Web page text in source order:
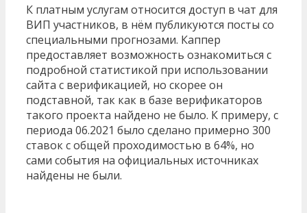
К платным услугам относится доступ в чат для
ВИП участников, в нём публикуются посты со
специальными прогнозами. Каппер
предоставляет возможность ознакомиться с
подробной статистикой при использовании
сайта с верификацией, но скорее он
подставной, так как в базе верификаторов
такого проекта найдено не было. К примеру, с
периода 06.2021 было сделано примерно 300
ставок с общей проходимостью в 64%, но
сами события на официальных источниках
найдены не были.